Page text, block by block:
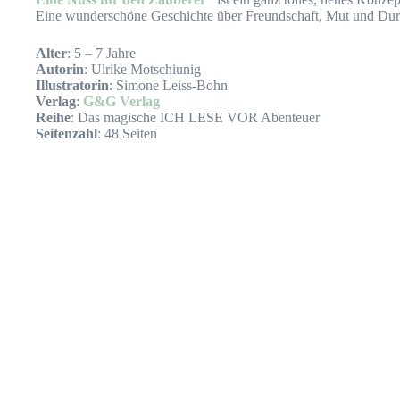
Eine wunderschöne Geschichte über Freundschaft, Mut und
Alter: 5 – 7 Jahre
Autorin: Ulrike Motschiunig
Illustratorin: Simone Leiss-Bohn
Verlag: G&G Verlag
Reihe: Das magische ICH LESE VOR Abenteuer
Seitenzahl: 48 Seiten